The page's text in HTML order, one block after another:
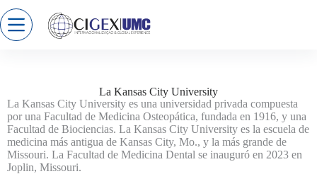
La Kansas City University
La Kansas City University es una universidad privada compuesta
por una Facultad de Medicina Osteopática, fundada en 1916, y una
Facultad de Biociencias. La Kansas City University es la escuela de
medicina más antigua de Kansas City, Mo., y la más grande de
Missouri. La Facultad de Medicina Dental se inauguró en 2023 en
Joplin, Missouri.